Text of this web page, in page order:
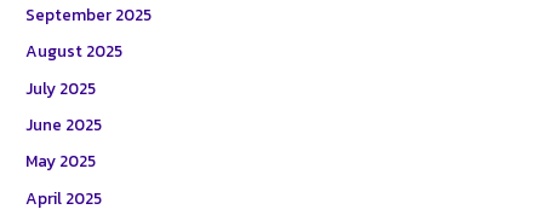
September 2025
August 2025
July 2025
June 2025
May 2025
April 2025